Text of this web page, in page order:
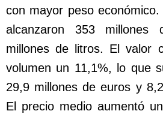
con mayor peso
alcanzaron 353
millones de litros. El valor
volumen un 11,1%, lo que
29,9 millones de euros y
El precio medio aumentó